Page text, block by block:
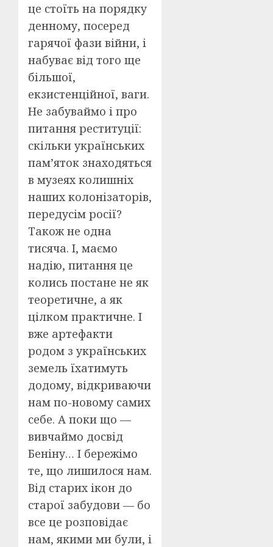
це стоїть на порядку
денному, посеред
гарячої фази війни, і
набуває від того ще
більшої,
екзистенційної, ваги.
Не забуваймо і про
питання реституції:
скільки українських
пам’яток знаходяться
в музеях колишніх
наших колонізаторів,
передусім росії?
Також не одна
тисяча. І, маємо
надію, питання це
колись постане не як
теоретичне, а як
цілком практичне. І
вже артефакти
родом з українських
земель їхатимуть
додому, відкриваючи
нам по-новому самих
себе. А поки що —
вивчаймо досвід
Беніну… І бережімо
те, що лишилося нам.
Від старих ікон до
старої забудови — бо
все це розповідає
нам, якими ми були, і